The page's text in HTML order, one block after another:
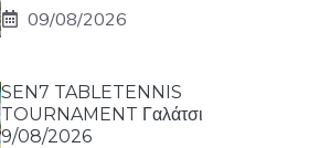
09/08/2026
SEN7 TABLETENNIS
TOURNAMENT Γαλάτσι
9/08/2026